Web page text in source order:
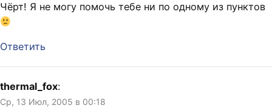
Чёрт! Я не могу помочь тебе ни по одному из пунктов
Ответить
thermal_fox:
Ср, 13 Июл, 2005 в 00:18